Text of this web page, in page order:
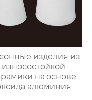
изделия из
износостойкой
на основе
алюминия